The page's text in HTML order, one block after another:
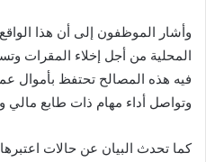
وأشار الموظفون إلى أن هذا
المحلية من أجل إخلاء المقرات
فيه هذه المصالح تحتفظ بأموال
وتواصل أداء مهام ذات طابع مالي
كما تحدث البيان عن حالات